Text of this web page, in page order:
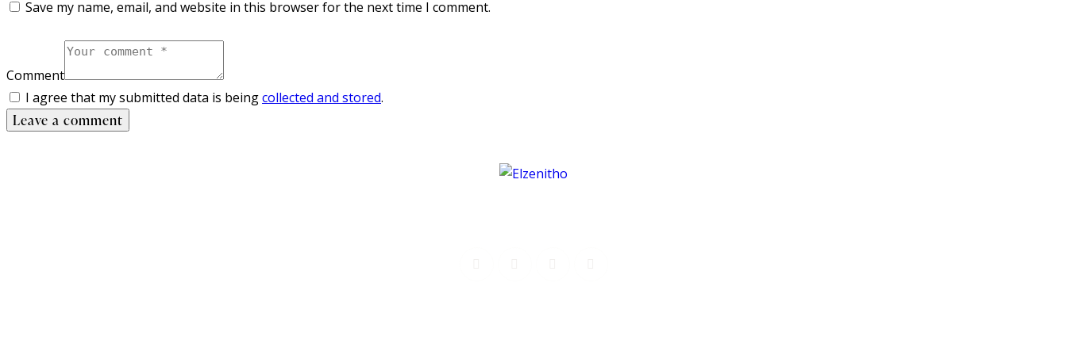
Save my name, email, and website in this browser for the next time I comment.
Comment
I agree that my submitted data is beingcollected and stored.